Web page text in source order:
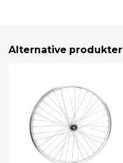
Alternative produkter